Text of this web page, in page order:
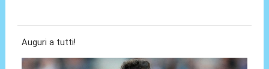
Auguri a tutti!